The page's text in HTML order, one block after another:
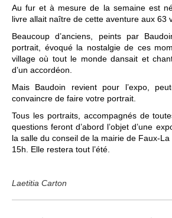
Au fur et à mesure de la semaine est
livre allait naître de cette aventure aux 63
Beaucoup d’anciens, peints par
portrait, évoqué la nostalgie de ces
village où tout le monde dansait et
d’un accordéon.
Mais Baudoin revient pour l’expo,
convaincre de faire votre portrait.
Tous les portraits, accompagnés de
questions feront d’abord l’objet d’une
la salle du conseil de la mairie de Faux-
15h. Elle restera tout l’été.
Laetitia Carton